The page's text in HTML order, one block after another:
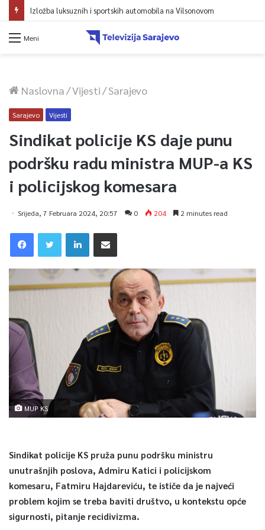
Izložba luksuznih i sportskih automobila na Vilsonovom
Meni
Naslovna/Vijesti/Sarajevo
Sarajevo Vijesti
Sindikat policije KS daje punu
podršku radu ministra MUP-a KS
i policijskog komesara
Srijeda, 7 Februara 2024, 20:57 0 204 2 minutes read
MUP KS
Sindikat policije KS pruža punu podršku ministru
unutrašnjih poslova, Admiru Katici i policijskom
komesaru, Fatmiru Hajdareviću, te ističe da je najveći
problem kojim se treba baviti društvo, u kontekstu opće
sigurnosti, pitanje recidivizma.